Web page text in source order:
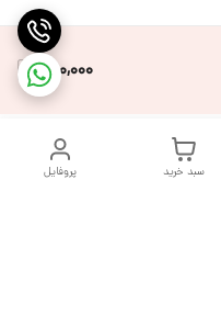
300,000
پروفایل سبد خرید